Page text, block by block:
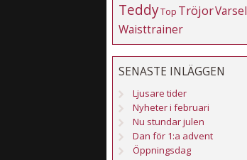
TeddyTop TröjorVarsel
Waisttrainer
SENASTE INLÄGGEN
Ljusare tider
Nyheter i februari
Nu stundar julen
Dan för 1:a advent
Öppningsdag